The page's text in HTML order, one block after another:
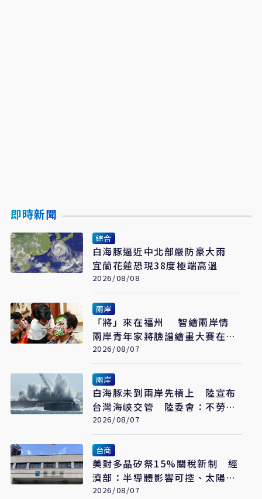
即時新聞
綜合
白海豚逼近中北部嚴防豪大雨
宜蘭花蓮恐現38度極端高溫
2026/08/08
兩岸
「將」來在福州 智繪兩岸情
兩岸青年家將臉譜繪畫大賽在福
州開幕
2026/08/07
兩岸
白海豚未到兩岸先槓上 陸宣布
台灣海峽交管 陸委會：不勞費
心
2026/08/07
台商
美對多晶矽祭15%關稅新制 經
濟部：半導體影響可控、太陽能
產業衝擊有限
2026/08/07